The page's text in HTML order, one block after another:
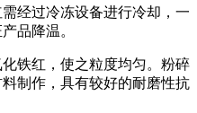
经过冷冻设备进行冷却，一
品降温。
铁红，使之粒度均匀。粉碎
制作，具有较好的耐磨性抗